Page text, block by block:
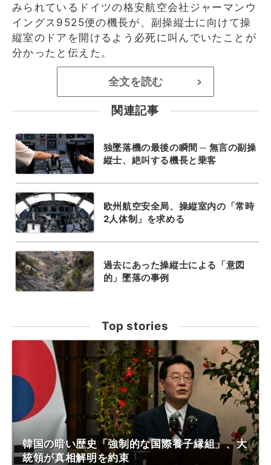
みられているドイツの格安航空会社ジャーマンウ
イングス9525便の機長が、副操縦士に向けて操
縦室のドアを開けるよう必死に叫んでいたことが
分かったと伝えた。
全文を読む >
関連記事
独墜落機の最後の瞬間 ─ 無言の副操
縦士、絶叫する機長と乗客
欧州航空安全局、操縦室内の「常時
2人体制」を求める
過去にあった操縦士による「意図
的」墜落の事例
Top stories
韓国の暗い歴史「強制的な国際養子縁組」、大
統領が真相解明を約束